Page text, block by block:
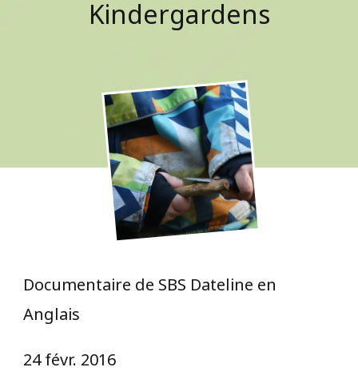
Kindergardens
Documentaire de SBS Dateline en
Anglais
24 févr. 2016